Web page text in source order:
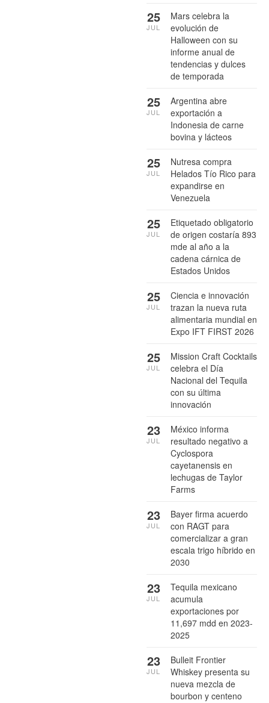
Mars celebra la
evolución de
Halloween con su
informe anual de
tendencias y dulces
de temporada
25
JUL
Argentina abre
exportación a
Indonesia de carne
bovina y lácteos
25
JUL
Nutresa compra
Helados Tío Rico para
expandirse en
Venezuela
25
JUL
Etiquetado obligatorio
de origen costaría 893
mde al año a la
cadena cárnica de
Estados Unidos
25
JUL
Ciencia e innovación
trazan la nueva ruta
alimentaria mundial en
Expo IFT FIRST 2026
25
JUL
Mission Craft Cocktails
celebra el Día
Nacional del Tequila
con su última
innovación
25
JUL
México informa
resultado negativo a
Cyclospora
cayetanensis en
lechugas de Taylor
Farms
23
JUL
Bayer firma acuerdo
con RAGT para
comercializar a gran
escala trigo híbrido en
2030
23
JUL
Tequila mexicano
acumula
exportaciones por
11,697 mdd en 2023-
2025
23
JUL
Bulleit Frontier
Whiskey presenta su
nueva mezcla de
bourbon y centeno
23
JUL